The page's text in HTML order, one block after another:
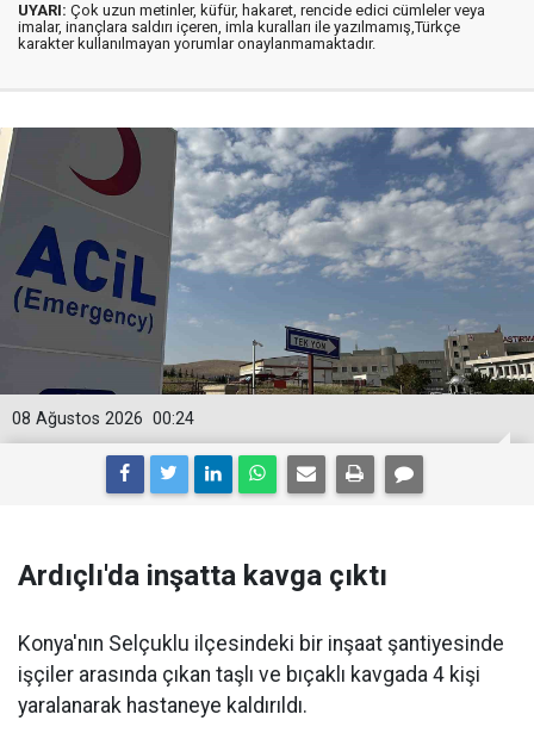
UYARI: Çok uzun metinler, küfür, hakaret, rencide edici cümleler veya
imalar, inançlara saldırı içeren, imla kuralları ile yazılmamış,Türkçe
karakter kullanılmayan yorumlar onaylanmamaktadır.
00:24
08 Ağustos 2026
Ardıçlı'da inşatta kavga çıktı
Konya'nın Selçuklu ilçesindeki bir inşaat şantiyesinde
işçiler arasında çıkan taşlı ve bıçaklı kavgada 4 kişi
yaralanarak hastaneye kaldırıldı.